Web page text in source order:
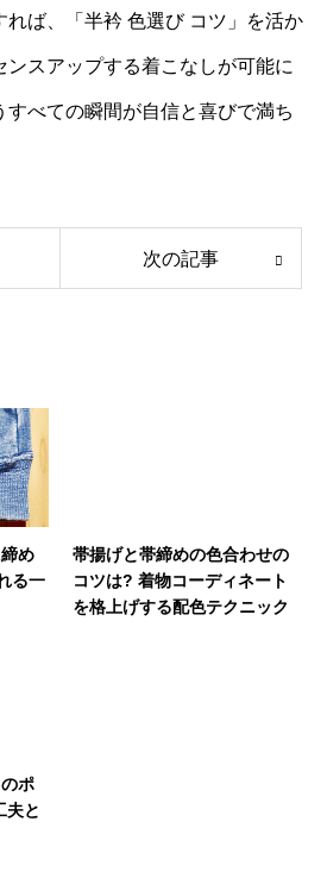
れば、「半衿 色選び コツ」を活か
ンスアップする着こなしが可能に
すべての瞬間が自信と喜びで満ち
次の記事
め
る一
帯揚げと帯締めの色合わせの
コツは? 着物コーディネート
を格上げする配色テクニック
ポ
夫と